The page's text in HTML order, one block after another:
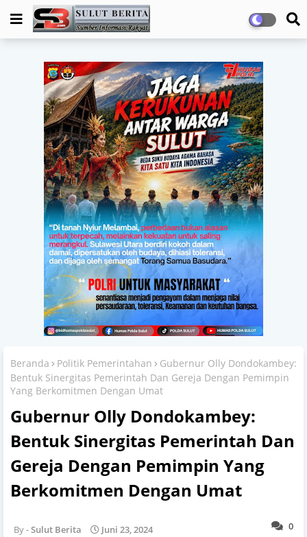
Beranda Politik Pemerintahan
Gubernur Olly Dondokambey:
Bentuk Sinergitas Pemerintah Dan Gereja Dengan Pemimpin
Yang Berkomitmen Dengan Umat
Gubernur Olly Dondokambey:
Bentuk Sinergitas Pemerintah Dan
Gereja Dengan Pemimpin Yang
Berkomitmen Dengan Umat
0
Sulut Berita Juni 23, 2024